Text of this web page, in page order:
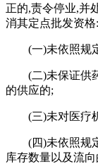
正的,责令停业,并
消其定点批发资格:
(一)未依照规
(二)未保证供
的供应的;
(三)未对医疗
(四)未依照规
库存数量以及流向